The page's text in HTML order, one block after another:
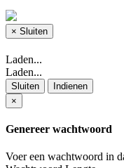
× Sluiten
Laden...
Laden...
Sluiten
Indienen
×
Genereer wachtwoord
Voer een wachtwoord in